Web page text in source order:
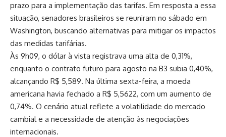
prazo para a implementação das tarifas. Em resposta a essa
situação, senadores brasileiros se reuniram no sábado em
Washington, buscando alternativas para mitigar os impactos
das medidas tarifárias.
Às 9h09, o dólar à vista registrava uma alta de 0,31%,
enquanto o contrato futuro para agosto na B3 subia 0,40%,
alcançando R$ 5,589. Na última sexta-feira, a moeda
americana havia fechado a R$ 5,5622, com um aumento de
0,74%. O cenário atual reflete a volatilidade do mercado
cambial e a necessidade de atenção às negociações
internacionais.